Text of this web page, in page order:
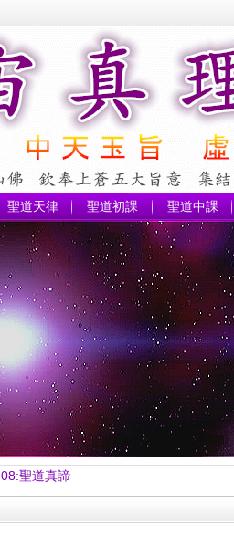
聖道天律 聖道初課 聖道中課
08:聖道真諦